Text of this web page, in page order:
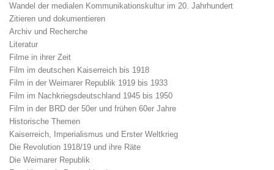
Wandel der medialen Kommunikationskultur im 20. Jahrhundert
Zitieren und dokumentieren
Archiv und Recherche
Literatur
Filme in ihrer Zeit
Film im deutschen Kaiserreich bis 1918
Film in der Weimarer Republik 1919 bis 1933
Film im Nachkriegsdeutschland 1945 bis 1950
Film in der BRD der 50er und frühen 60er Jahre
Historische Themen
Kaiserreich, Imperialismus und Erster Weltkrieg
Die Revolution 1918/19 und ihre Räte
Die Weimarer Republik